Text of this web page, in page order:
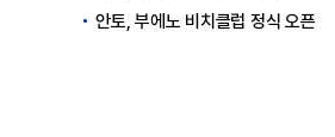
안토, 부에노 비치클럽 정식 오픈